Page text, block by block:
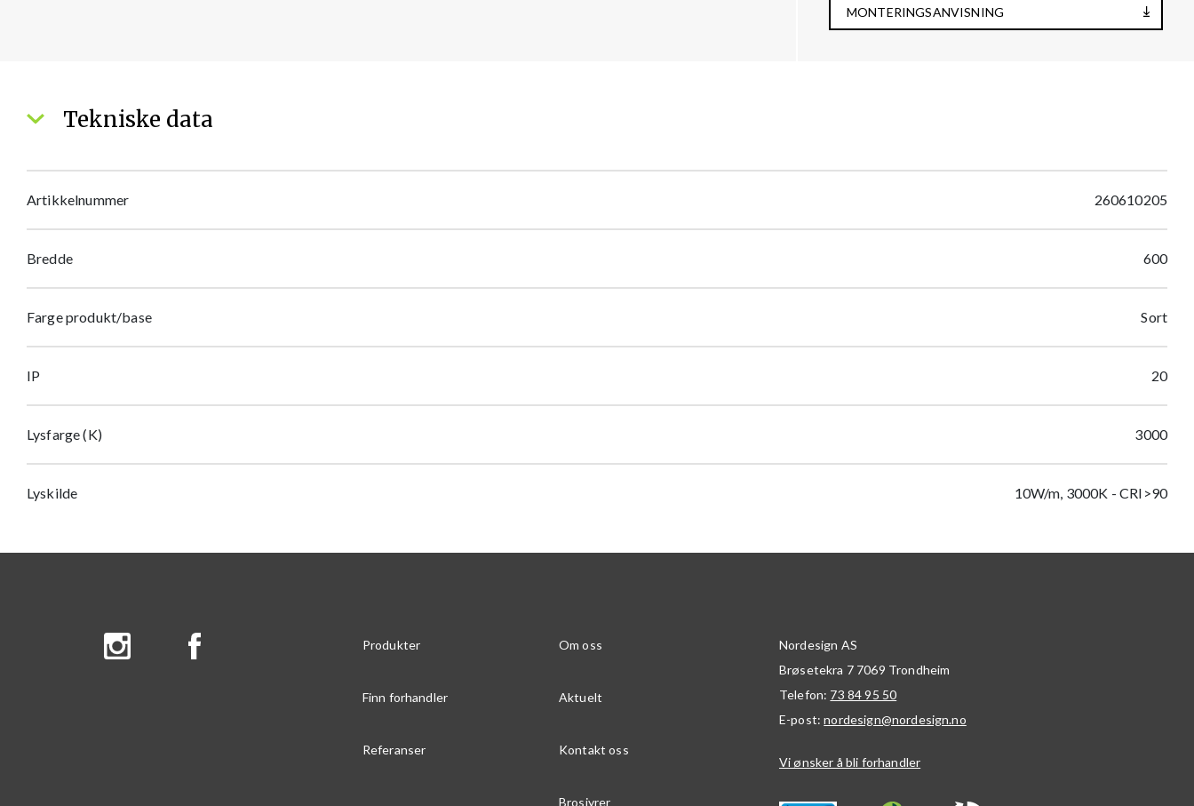
MONTERINGSANVISNING
Tekniske data
Artikkelnummer 260610205
Bredde 600
Farge produkt/base Sort
IP 20
Lysfarge (K) 3000
Lyskilde 10W/m, 3000K - CRI>90
Produkter Om oss
Finn forhandler Aktuelt
Referanser Kontakt oss
Brosjyrer
Nordesign AS
Brøsetekra 7 7069 Trondheim
Telefon: 73 84 95 50
E-post:nordesign@nordesign.no
Vi ønsker å bli forhandler